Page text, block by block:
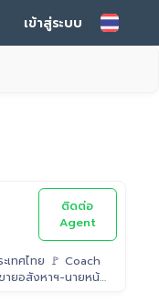
เข้าสู่ระบบ
ติดต่อ
Agent
Coach
ยอสังหาฯ-นายหน้า